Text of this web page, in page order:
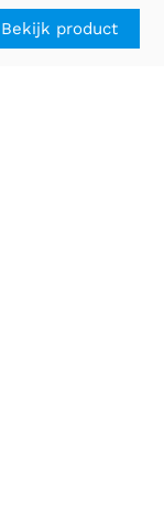
Bekijk product